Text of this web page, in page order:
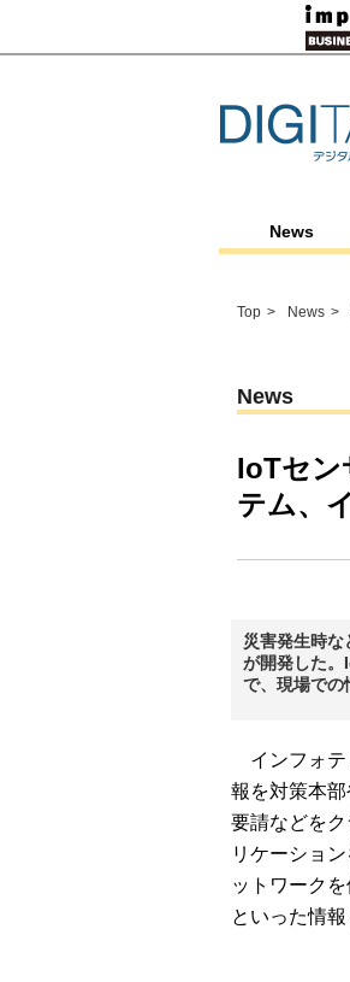
News
Top News
News
IoTセン
テム、
災害発生時
が開発した。
で、現場での
インフォテ
報を対策本
要請などを
リケーショ
ットワーク
といった情報